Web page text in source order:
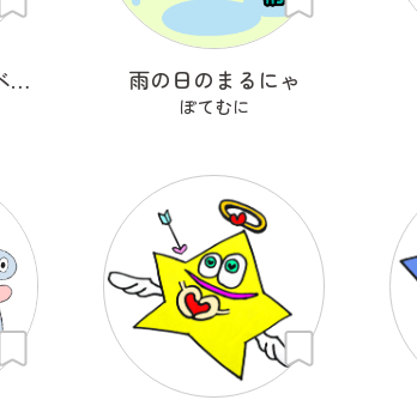
レイヨウ剣士アイベクサー 雨の日のまるにゃ
ぽてむに